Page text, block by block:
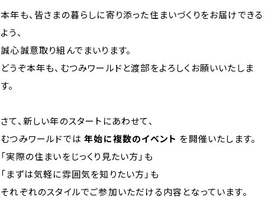
本年も、皆さまの暮らしに寄り添った住まいづくりをお届けできる
よう、
誠心誠意取り組んでまいります。
どうぞ本年も、むつみワールドと渡部をよろしくお願いいたしま
す。
さて、新しい年のスタートにあわせて、
むつみワールドでは年始に複数のイベント を開催いたします。
「実際の住まいをじっくり見たい方」も
「まずは気軽に雰囲気を知りたい方」も
それぞれのスタイルでご参加いただける内容となっています。